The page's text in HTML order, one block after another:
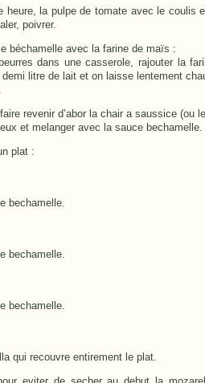
heure, la pulpe de tomate avec le coulis
poivrer.
béchamelle avec la farine de maïs :
dans une casserole, rajouter la
litre de lait et on laisse lentement
revenir d’abor la chair a saussice (ou
et melanger avec la sauce bechamelle.
plat :
bechamelle.
bechamelle.
bechamelle.
qui recouvre entirement le plat.